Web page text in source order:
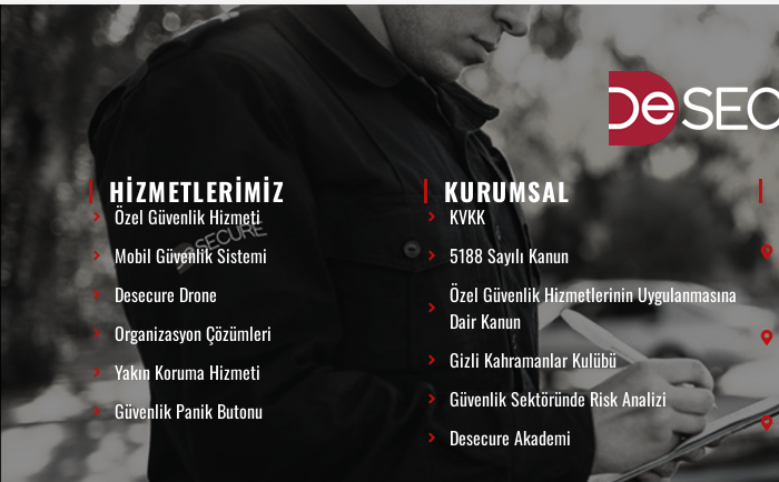
HİZMETLERİMİZ
Özel Güvenlik Hizmeti
Mobil Güvenlik Sistemi
Desecure Drone
Organizasyon Çözümleri
Yakın Koruma Hizmeti
Güvenlik Panik Butonu
KURUMSAL
KVKK
5188 Sayılı Kanun
Özel Güvenlik Hizmetlerinin Uygulanmasına
Dair Kanun
Gizli Kahramanlar Kulübü
Güvenlik Sektöründe Risk Analizi
Desecure Akademi